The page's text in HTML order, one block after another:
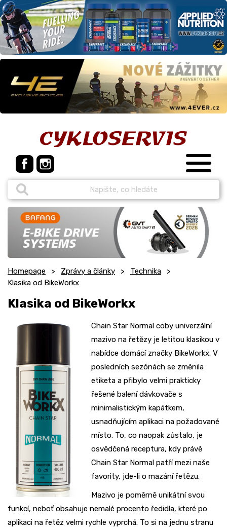
Homepage Zprávy a články
Technika
Klasika od BikeWorkx
Klasika od BikeWorkx
Chain Star Normal coby univerzální
mazivo na řetězy je letitou klasikou v
nabídce domácí značky BikeWorkx. V
posledních sezónách se změnila
etiketa a přibylo velmi prakticky
řešené balení dávkovače s
minimalistickým kapátkem,
usnadňujícím aplikaci na požadované
místo. To, co naopak zůstalo, je
osvědčená receptura, kdy právě
Chain Star Normal patří mezi naše
favority, jde-li o mazání řetězu.
Mazivo je poměrně unikátní svou
funkcí, neboť obsahuje nemalé procento ředidla, které po
aplikaci na řetěz velmi rychle vyprchá. To si na jednu stranu